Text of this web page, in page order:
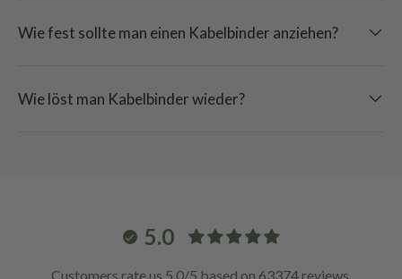
Wie fest sollte man einen Kabelbinder anziehen?
Wie löst man Kabelbinder wieder?
5.0
Customers rate us 5.0/5 based on 63374 reviews.